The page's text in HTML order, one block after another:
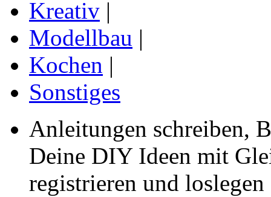
Kreativ |
Modellbau |
Kochen |
Sonstiges
Anleitungen schreiben,
Deine DIY Ideen mit
registrieren und loslegen